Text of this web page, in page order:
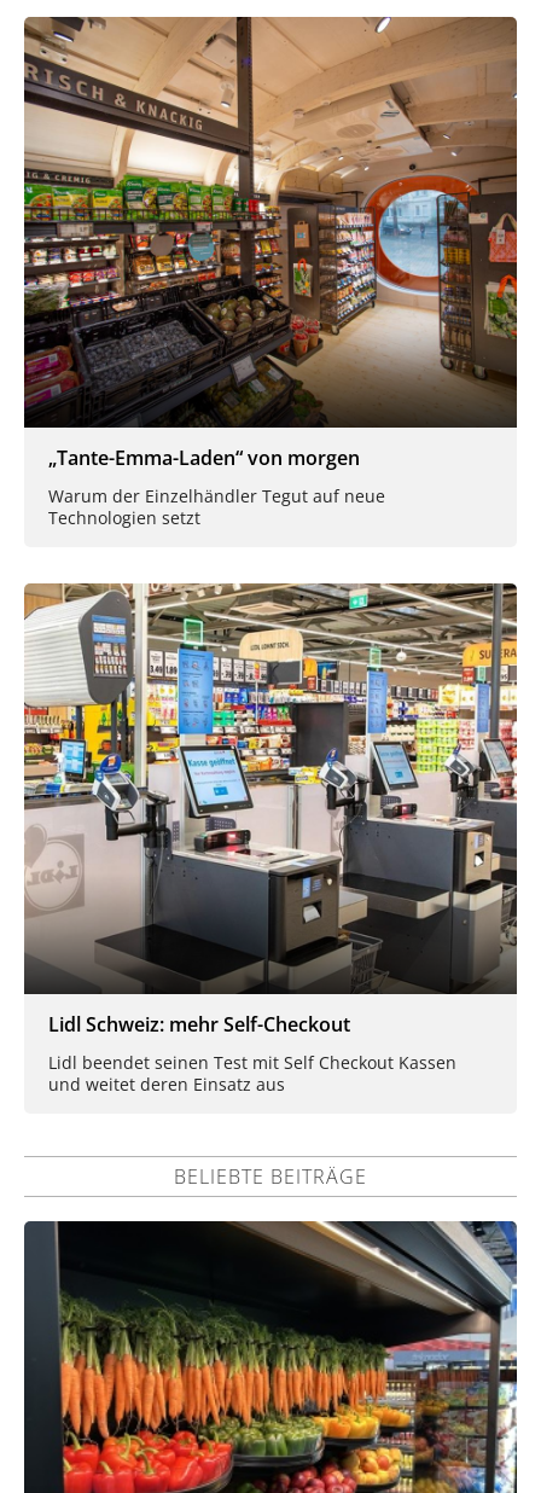
„Tante-Emma-Laden“ von morgen
Warum der Einzelhändler Tegut auf neue
Technologien setzt
Lidl Schweiz: mehr Self-Checkout
Lidl beendet seinen Test mit Self Checkout Kassen
und weitet deren Einsatz aus
BELIEBTE BEITRÄGE